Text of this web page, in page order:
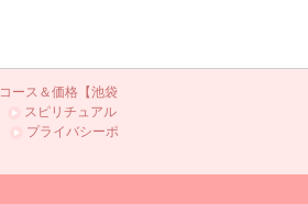
コース＆価格【池袋
スピリチュアル
プライバシーポ